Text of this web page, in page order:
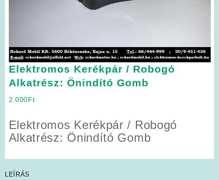
Elektromos Kerékpár / Robogó
Alkatrész: Önindító Gomb
2 000Ft
Elektromos Kerékpár / Robogó
Alkatrész: Önindító Gomb
LEÍRÁS